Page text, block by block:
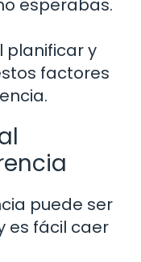
esperabas.
planificar y
factores
puede ser
es fácil caer